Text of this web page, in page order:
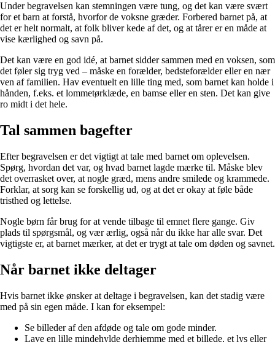
Under begravelsen kan stemningen være tung, og det kan være svært
for et barn at forstå, hvorfor de voksne græder. Forbered barnet på, at
det er helt normalt, at folk bliver kede af det, og at tårer er en måde at
vise kærlighed og savn på.
Det kan være en god idé, at barnet sidder sammen med en voksen, som
det føler sig tryg ved – måske en forælder, bedsteforælder eller en nær
ven af familien. Hav eventuelt en lille ting med, som barnet kan holde i
hånden, f.eks. et lommetørklæde, en bamse eller en sten. Det kan give
ro midt i det hele.
Tal sammen bagefter
Efter begravelsen er det vigtigt at tale med barnet om oplevelsen.
Spørg, hvordan det var, og hvad barnet lagde mærke til. Måske blev
det overrasket over, at nogle græd, mens andre smilede og krammede.
Forklar, at sorg kan se forskellig ud, og at det er okay at føle både
tristhed og lettelse.
Nogle børn får brug for at vende tilbage til emnet flere gange. Giv
plads til spørgsmål, og vær ærlig, også når du ikke har alle svar. Det
vigtigste er, at barnet mærker, at det er trygt at tale om døden og savnet.
Når barnet ikke deltager
Hvis barnet ikke ønsker at deltage i begravelsen, kan det stadig være
med på sin egen måde. I kan for eksempel:
Se billeder af den afdøde og tale om gode minder.
Lave en lille mindehylde derhjemme med et billede, et lys eller